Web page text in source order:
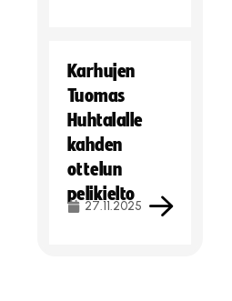
Karhujen
Tuomas
Huhtalalle
kahden
ottelun
pelikielto
27.11.2025